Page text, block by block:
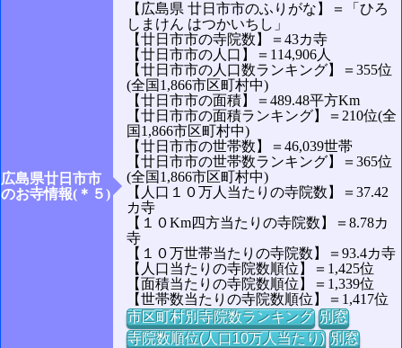
広島県廿日市市
のお寺情報(＊５)
【広島県 廿日市市のふりがな】＝「ひろ
しまけん はつかいちし」
【廿日市市の寺院数】＝43カ寺
【廿日市市の人口】＝114,906人
【廿日市市の人口数ランキング】＝355位
(全国1,866市区町村中)
【廿日市市の面積】＝489.48平方Km
【廿日市市の面積ランキング】＝210位(全
国1,866市区町村中)
【廿日市市の世帯数】＝46,039世帯
【廿日市市の世帯数ランキング】＝365位
(全国1,866市区町村中)
【人口１０万人当たりの寺院数】＝37.42
カ寺
【１０Km四方当たりの寺院数】＝8.78カ
寺
【１０万世帯当たりの寺院数】＝93.4カ寺
【人口当たりの寺院数順位】＝1,425位
【面積当たりの寺院数順位】＝1,339位
【世帯数当たりの寺院数順位】＝1,417位
市区町村別寺院数ランキング 別窓
寺院数順位(人口10万人当たり) 別窓